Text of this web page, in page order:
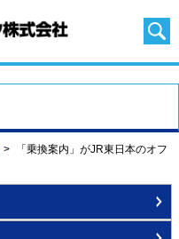
>
「乗換案内」がJR東日本のオフ